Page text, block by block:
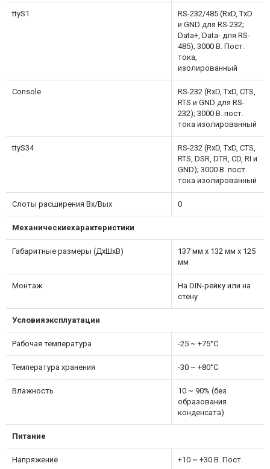
ttyS1
RS-232/485 (RxD, TxD
и GND для RS-232;
Data+, Data- для RS-
485); 3000 В. Пост.
тока,
изолированный
Console
RS-232 (RxD, TxD, CTS,
RTS и GND для RS-
232); 3000 В. пост.
тока изолированный
ttyS34
RS-232 (RxD, TxD, CTS,
RTS, DSR, DTR, CD, RI и
GND); 3000 В. пост.
тока изолированный
Слоты расширения Вх/Вых 0
Механическиехарактеристики
Габаритные размеры (ДхШхВ)
137 мм x 132 мм x 125
мм
Монтаж
На DIN-рейку или на
стену
Условияэксплуатации
Рабочая температура -25 ~ +75°C
Температура хранения -30 ~ +80°C
Влажность
10 ~ 90% (без
образования
конденсата)
Питание
Напряжение
+10 ~ +30 В. Пост.